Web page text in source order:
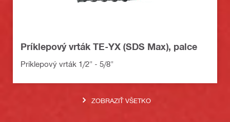
Príklepový vrták TE-YX (SDS Max), palce
Príklepový vrták 1/2" - 5/8"
ZOBRAZIŤ VŠETKO